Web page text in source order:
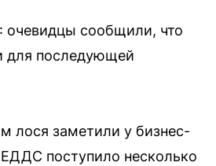
очевидцы сообщили, что
для последующей
лося заметили у бизнес-
поступило несколько